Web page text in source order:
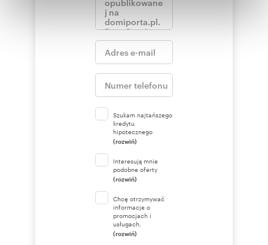
Partnerzy mogą połączyć te informacje z innymi danymi
otrzymanymi od Ciebie lub uzyskanymi podczas
Cena sprzedaży to 3 990 000 zł do pewnej
ZAPRASZAMY DO PREZENTACJI.
Szukam najtańszego
kredytu
hipotecznego
(rozwiń)
Interesują mnie
podobne oferty
(rozwiń)
Chcę otrzymywać
informacje o
promocjach i
usługach.
(rozwiń)